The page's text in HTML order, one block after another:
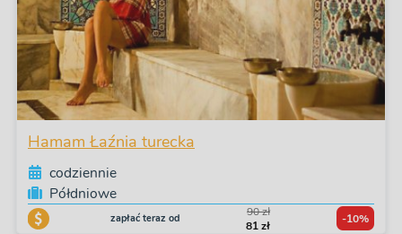
Hamam Łaźnia turecka
codziennie
Półdniowe
zapłać teraz od
90 zł
81 zł
-10%